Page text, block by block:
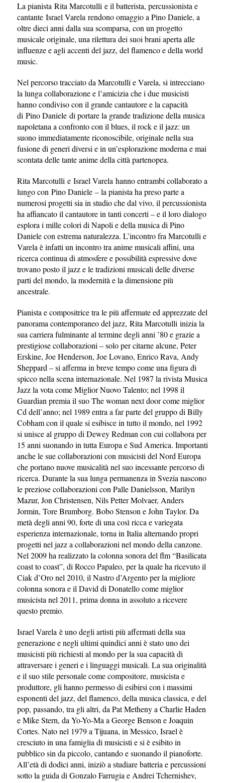
La pianista Rita Marcotulli e il batterista, percussionista e
cantante Israel Varela rendono omaggio a Pino Daniele, a
oltre dieci anni dalla sua scomparsa, con un progetto
musicale originale, una rilettura dei suoi brani aperta alle
influenze e agli accenti del jazz, del flamenco e della world
music.
Nel percorso tracciato da Marcotulli e Varela, si intrecciano
la lunga collaborazione e l’amicizia che i due musicisti
hanno condiviso con il grande cantautore e la capacità
di Pino Daniele di portare la grande tradizione della musica
napoletana a confronto con il blues, il rock e il jazz: un
suono immediatamente riconoscibile, originale nella sua
fusione di generi diversi e in un’esplorazione moderna e mai
scontata delle tante anime della città partenopea.
Rita Marcotulli e Israel Varela hanno entrambi collaborato a
lungo con Pino Daniele – la pianista ha preso parte a
numerosi progetti sia in studio che dal vivo, il percussionista
ha affiancato il cantautore in tanti concerti – e il loro dialogo
esplora i mille colori di Napoli e della musica di Pino
Daniele con estrema naturalezza. L’incontro fra Marcotulli e
Varela è infatti un incontro tra anime musicali affini, una
ricerca continua di atmosfere e possibilità espressive dove
trovano posto il jazz e le tradizioni musicali delle diverse
parti del mondo, la modernità e la dimensione più
ancestrale.
Pianista e compositrice tra le più affermate ed apprezzate del
panorama contemporaneo del jazz, Rita Marcotulli inizia la
sua carriera fulminante al termine degli anni ’80 e grazie a
prestigiose collaborazioni – solo per citarne alcune, Peter
Erskine, Joe Henderson, Joe Lovano, Enrico Rava, Andy
Sheppard – si afferma in breve tempo come una figura di
spicco nella scena internazionale. Nel 1987 la rivista Musica
Jazz la vota come Miglior Nuovo Talento; nel 1998 il
Guardian premia il suo The woman next door come miglior
Cd dell’anno; nel 1989 entra a far parte del gruppo di Billy
Cobham con il quale si esibisce in tutto il mondo, nel 1992
si unisce al gruppo di Dewey Redman con cui collabora per
15 anni suonando in tutta Europa e Sud America. Importanti
anche le sue collaborazioni con musicisti del Nord Europa
che portano nuove musicalità nel suo incessante percorso di
ricerca. Durante la sua lunga permanenza in Svezia nascono
le preziose collaborazioni con Palle Danielsson, Marilyn
Mazur, Jon Christensen, Nils Petter Molvaer, Anders
Jormin, Tore Brumborg. Bobo Stenson e John Taylor. Da
metà degli anni 90, forte di una così ricca e variegata
esperienza internazionale, torna in Italia alternando propri
progetti nel jazz a collaborazioni nel mondo della canzone.
Nel 2009 ha realizzato la colonna sonora del flm “Basilicata
coast to coast”, di Rocco Papaleo, per la quale ha ricevuto il
Ciak d’Oro nel 2010, il Nastro d’Argento per la migliore
colonna sonora e il David di Donatello come miglior
musicista nel 2011, prima donna in assoluto a ricevere
questo premio.
Israel Varela è uno degli artisti più affermati della sua
generazione e negli ultimi quindici anni è stato uno dei
musicisti più richiesti al mondo per la sua capacità di
attraversare i generi e i linguaggi musicali. La sua originalità
e il suo stile personale come compositore, musicista e
produttore, gli hanno permesso di esibirsi con i massimi
esponenti del jazz, del flamenco, della musica classica, e del
pop, passando, tra gli altri, da Pat Metheny a Charlie Haden
e Mike Stern, da Yo-Yo-Ma a George Benson e Joaquin
Cortes. Nato nel 1979 a Tijuana, in Messico, Israel è
cresciuto in una famiglia di musicisti e si è esibito in
pubblico sin da piccolo, cantando e suonando il pianoforte.
All’età di dodici anni, iniziò a studiare batteria e percussioni
sotto la guida di Gonzalo Farrugia e Andrei Tchernishev,